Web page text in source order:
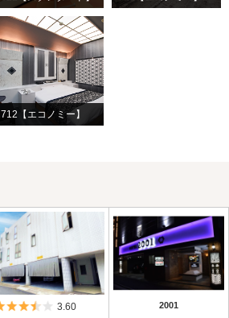
712【エコノミー】
5つ星のうち3.5
3.60 2001